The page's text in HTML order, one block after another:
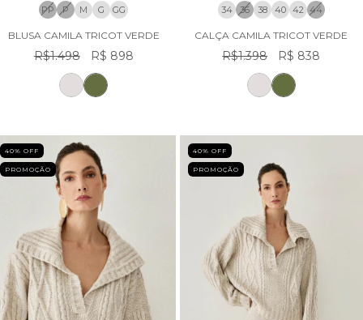
PP P M G GG
BLUSA CAMILA TRICOT VERDE
R$1.498 R$ 898
34 36 38 40 42 44
CALÇA CAMILA TRICOT VERDE
R$1.398 R$ 838
40% OFF
PROMOÇÃO
40% OFF
PROMOÇÃO